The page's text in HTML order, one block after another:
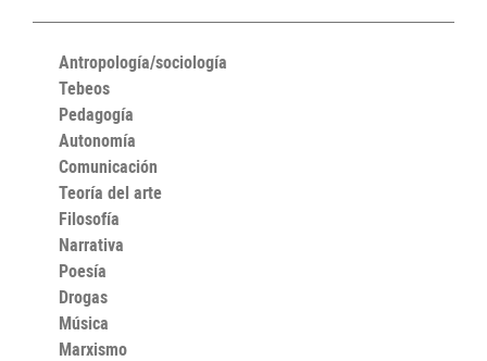
Antropología/sociología
Tebeos
Pedagogía
Autonomía
Comunicación
Teoría del arte
Filosofía
Narrativa
Poesía
Drogas
Música
Marxismo